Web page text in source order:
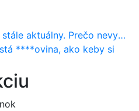
Prečo nevyhynul ako pri osobákoch?
****ovina, ako keby si